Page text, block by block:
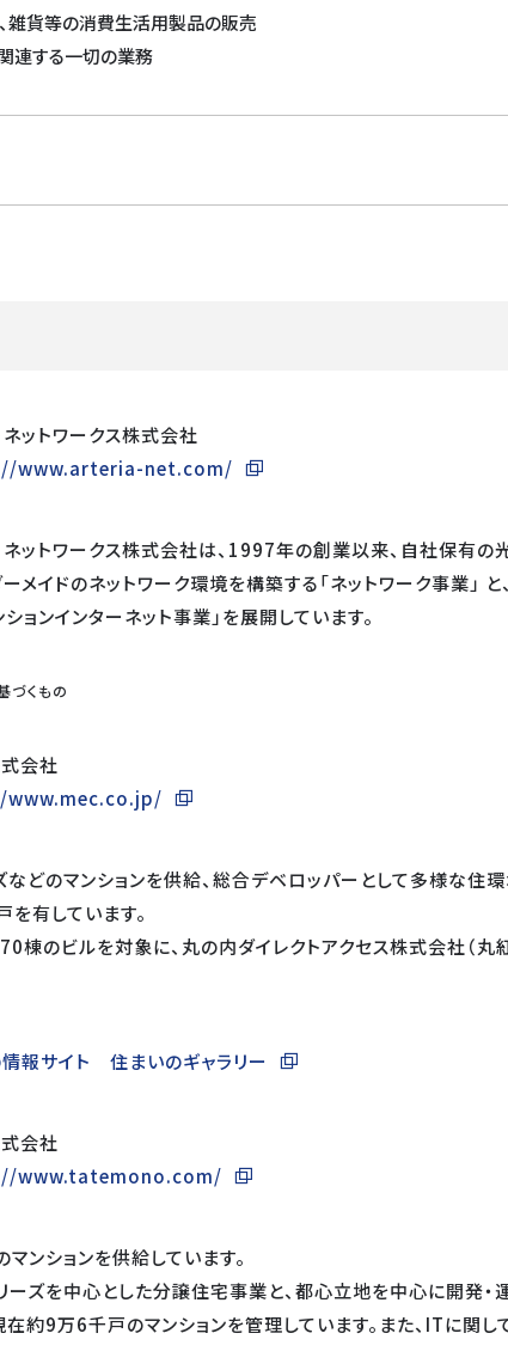
雑貨等の消費生活用製品の販売
連する一切の業務
ネットワークス株式会社
www.arteria-net.com/
ネットワークス株式会社は、1997年の創業以来、自社保有の
イドのネットワーク環境を構築する「ネットワーク事業」
ョンインターネット事業」を展開しています。
づくもの
会社
どのマンションを供給、総合デベロッパーとして多様な住
有しています。
棟のビルを対象に、丸の内ダイレクトアクセス株式会社（丸
情報サイト 住まいのギャラリー
会社
www.tatemono.com/
ンションを供給しています。
リーズを中心とした分譲住宅事業と、都心立地を中心に開発
9万6千戸のマンションを管理しています。また、ITに関し